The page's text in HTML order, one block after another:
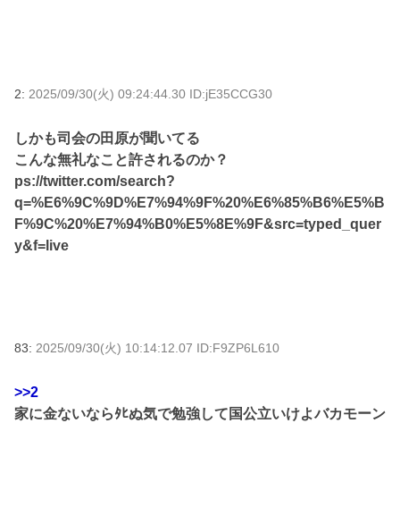
2: 2025/09/30(火) 09:24:44.30 ID:jE35CCG30
しかも司会の田原が聞いてる
こんな無礼なこと許されるのか？
ps://twitter.com/search?
q=%E6%9C%9D%E7%94%9F%20%E6%85%B6%E5%B
F%9C%20%E7%94%B0%E5%8E%9F&src=typed_quer
y&f=live
83: 2025/09/30(火) 10:14:12.07 ID:F9ZP6L610
>>2
家に金ないならﾀﾋぬ気で勉強して国公立いけよバカモーン